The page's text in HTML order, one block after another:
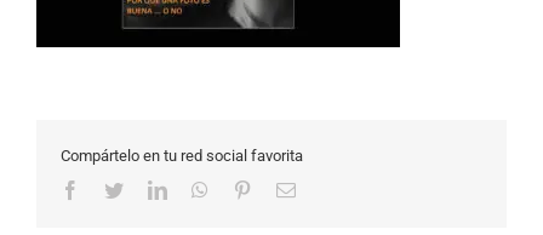
Compártelo en tu red social favorita
Facebook
TwitterLinkedInWhatsApp
PinterestCorreo